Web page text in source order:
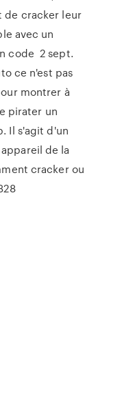
de cracker leur
avec un
code 2 sept.
ce n'est pas
montrer à
pirater un
Il s'agit d'un
de la
cracker ou